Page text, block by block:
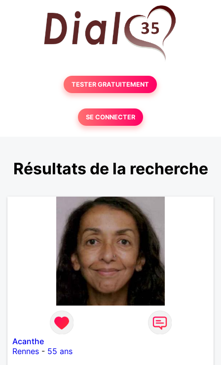
TESTER GRATUITEMENT
SE CONNECTER
Résultats de la recherche
Acanthe
Rennes - 55 ans